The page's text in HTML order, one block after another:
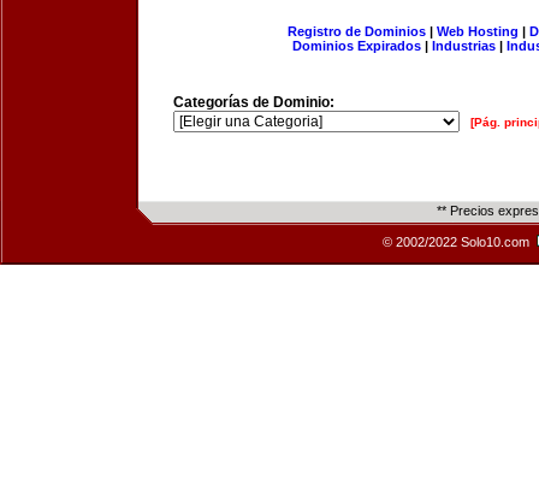
Registro de Dominios| Web Hosting |
Dominios Expirados | Industrias |
Categorías de Dominio:
[Pág.
** Precios
© 2002/2022 Solo10.com